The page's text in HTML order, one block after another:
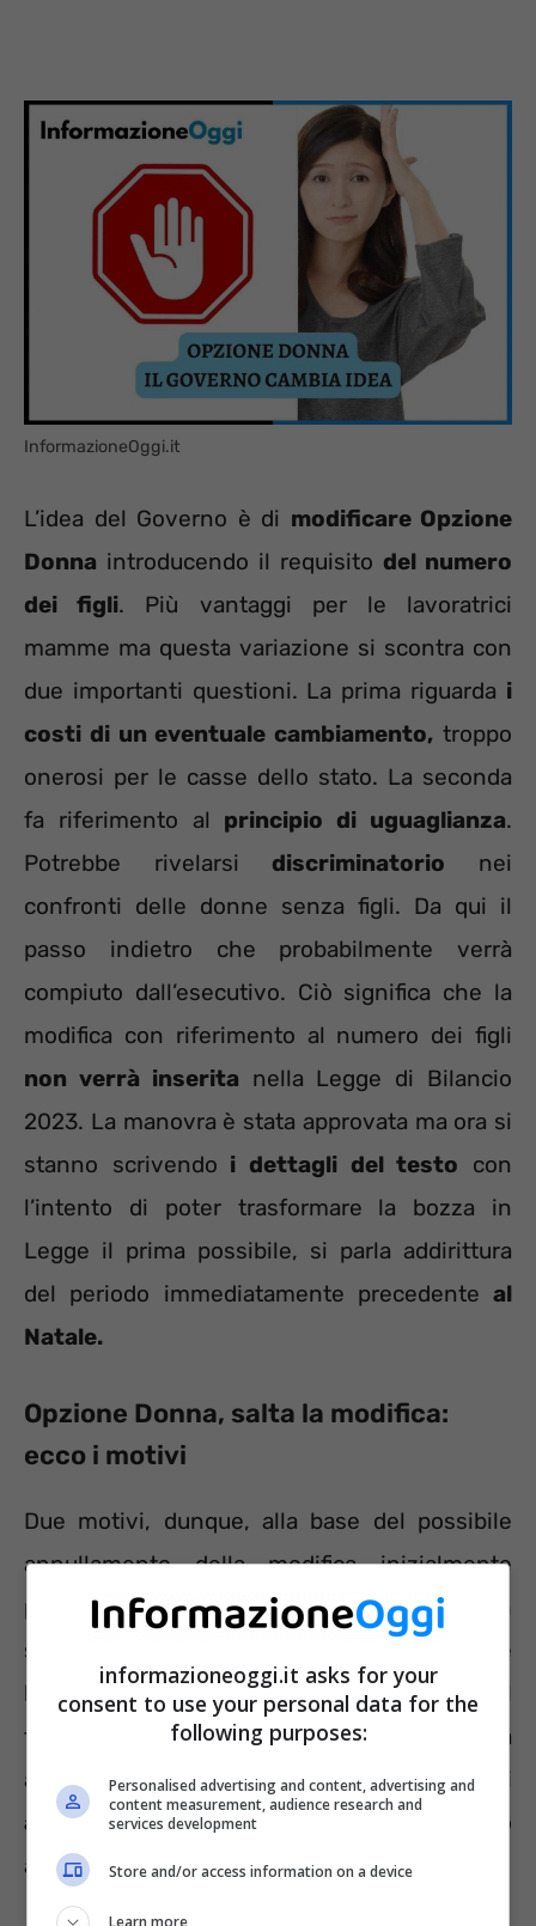
InformazioneOggi.it
L’idea del Governo è di modificare Opzione
Donna introducendo il requisito del numero
dei figli. Più vantaggi per le lavoratrici
mamme ma questa variazione si scontra con
due importanti questioni. La prima riguarda i
costi di un eventuale cambiamento, troppo
onerosi per le casse dello stato. La seconda
fa riferimento al principio di uguaglianza.
Potrebbe rivelarsi discriminatorio nei
confronti delle donne senza figli. Da qui il
passo indietro che probabilmente verrà
compiuto dall’esecutivo. Ciò significa che la
modifica con riferimento al numero dei figli
non verrà inserita nella Legge di Bilancio
2023. La manovra è stata approvata ma ora si
stanno scrivendo i dettagli del testo con
l’intento di poter trasformare la bozza in
Legge il prima possibile, si parla addirittura
del periodo immediatamente precedente al
Natale.
Opzione Donna, salta la modifica:
ecco i motivi
Due motivi, dunque, alla base del possibile
annullamento della modifica inizialmente
prevista dal Governo. Icosti aggiuntivi
supportati dalle attuali risorse e
l
‘incostituzionalità del provvedimento. Il
testo presentato la scorsa settimana
approvato dal Consiglio dei Ministri
arricchivala misura di pensionamento
anticipato di alcuni dettagli.
informazioneoggi.it asks for your
consent to use your personal data for the
following purposes:
Personalised advertising and content, advertising and
content measurement, audience research and
services development
Store and/or access information on a device
Learn more